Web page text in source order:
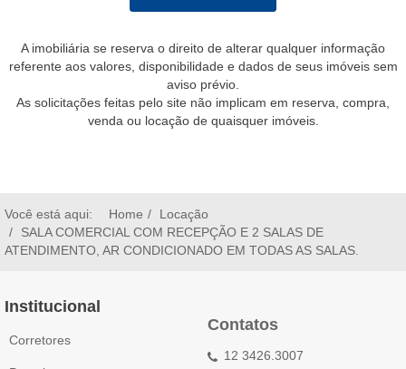
A imobiliária se reserva o direito de alterar qualquer informação
referente aos valores, disponibilidade e dados de seus imóveis sem
aviso prévio.
As solicitações feitas pelo site não implicam em reserva, compra,
venda ou locação de quaisquer imóveis.
Você está aqui: Home
Locação
SALA COMERCIAL COM RECEPÇÃO E 2 SALAS DE
ATENDIMENTO, AR CONDICIONADO EM TODAS AS SALAS.
Institucional
Corretores
Contatos
12 3426.3007